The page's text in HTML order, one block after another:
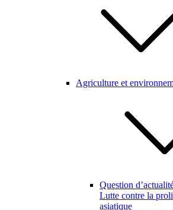
Agriculture et
Question
Lutte contre la
asiatique